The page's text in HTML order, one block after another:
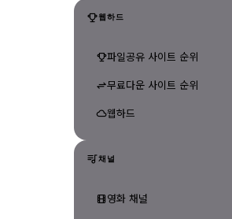
웹하드
파일공유 사이트 순위
무료다운 사이트 순위
웹하드
채널
영화 채널